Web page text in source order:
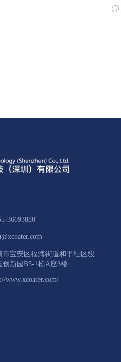

36693880
市宝安区福海街道和平社区骏
创新园B5-1栋A座3楼
www.xcoater.com/